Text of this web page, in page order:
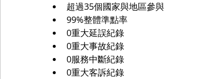
超過35個國家與地區參與
99%整體準點率
0重大延誤紀錄
0重大事故紀錄
0服務中斷紀錄
0重大客訴紀錄